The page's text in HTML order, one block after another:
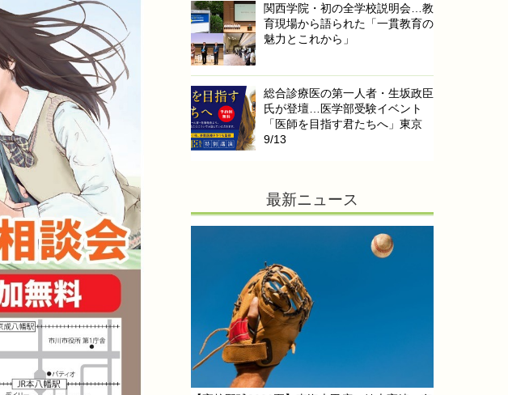
関西学院・初の全学校説明会…教
育現場から語られた「一貫教育の
魅力とこれから」
総合診療医の第一人者・生坂政臣
氏が登壇…医学部受験イベント
「医師を目指す君たちへ」東京
9/13
最新ニュース